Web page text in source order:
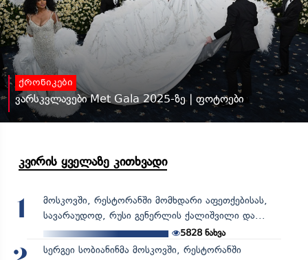
ქრონიკები
ვარსკვლავები Met Gala 2025-ზე | ფოტოები
კვირის ყველაზე კითხვადი
1
მოსკოვში, რესტორანში მომხდარი აფეთქებისას,
სავარაუდოდ, რუსი გენერლის ქალიშვილი და...
5828 ნახვა
სერგეი სობიანინმა მოსკოვში, რესტორანში